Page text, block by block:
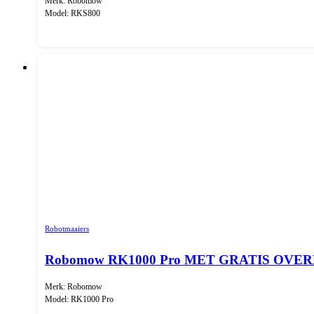
Model: RKS800
Robotmaaiers
Robomow RK1000 Pro MET GRATIS
Merk: Robomow
Model: RK1000 Pro